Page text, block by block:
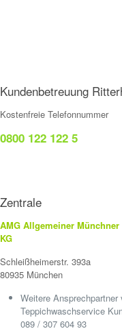
Kundenbetreuung
Kostenfreie Telefonnummer
0800 122 122 5
Zentrale
AMG Allgemeiner
KG
Schleißheimerstr. 393a
80935 München
Weitere
Teppichwaschservice
089 / 307 604 93